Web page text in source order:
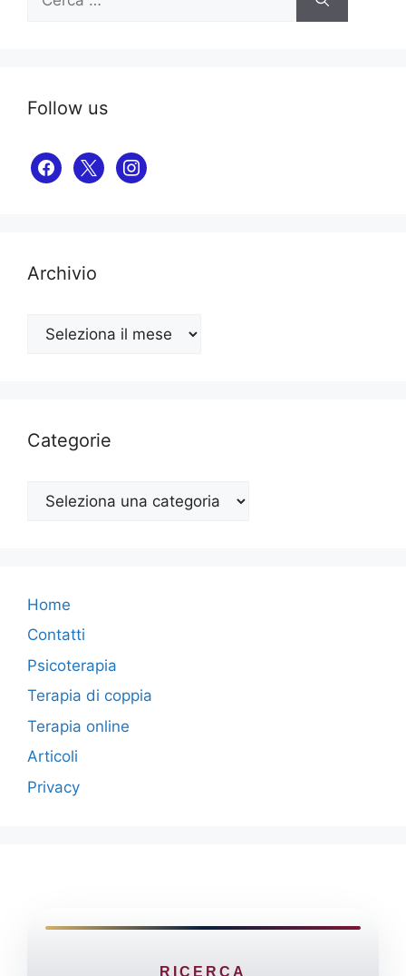
per:
Follow us
facebook
x instagram
Archivio
Archivio
Categorie
Categorie
Home
Contatti
Psicoterapia
Terapia di coppia
Terapia online
Articoli
Privacy
RICERCA